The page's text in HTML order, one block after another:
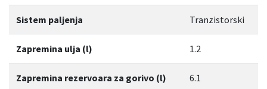
Sistem paljenja Tranzistorski
Zapremina ulja (l) 1.2
Zapremina rezervoara za gorivo (l) 6.1